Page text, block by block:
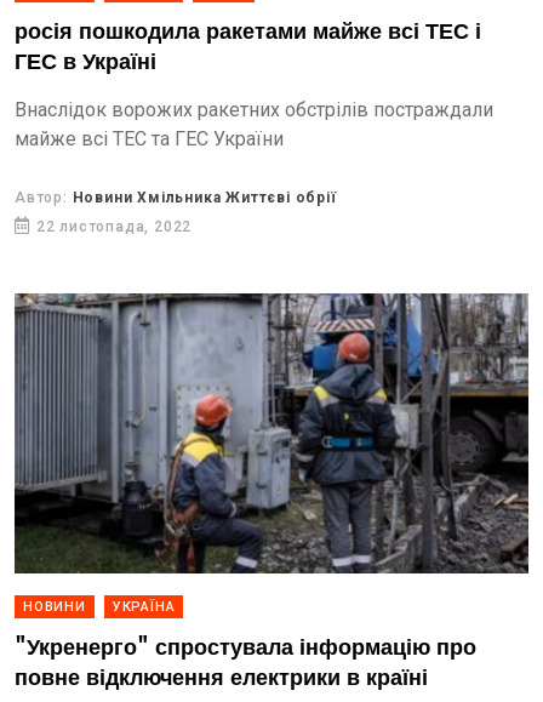
росія пошкодила ракетами майже всі ТЕС і
ГЕС в Україні
Внаслідок ворожих ракетних обстрілів постраждали
майже всі ТЕС та ГЕС України
Автор: Новини Хмільника Життєві обрії
22 листопада, 2022
НОВИНИ УКРАЇНА
"Укренерго" спростувала інформацію про
повне відключення електрики в країні